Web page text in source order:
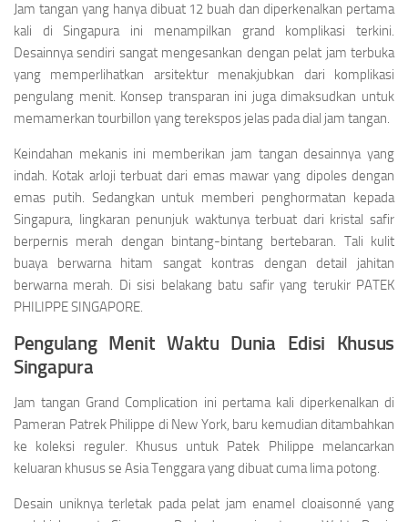
Jam tangan yang hanya dibuat 12 buah dan diperkenalkan pertama
kali di Singapura ini menampilkan grand komplikasi terkini.
Desainnya sendiri sangat mengesankan dengan pelat jam terbuka
yang memperlihatkan arsitektur menakjubkan dari komplikasi
pengulang menit. Konsep transparan ini juga dimaksudkan untuk
memamerkan tourbillon yang terekspos jelas pada dial jam tangan.
Keindahan mekanis ini memberikan jam tangan desainnya yang
indah. Kotak arloji terbuat dari emas mawar yang dipoles dengan
emas putih. Sedangkan untuk memberi penghormatan kepada
Singapura, lingkaran penunjuk waktunya terbuat dari kristal safir
berpernis merah dengan bintang-bintang bertebaran. Tali kulit
buaya berwarna hitam sangat kontras dengan detail jahitan
berwarna merah. Di sisi belakang batu safir yang terukir PATEK
PHILIPPE SINGAPORE.
Pengulang Menit Waktu Dunia Edisi Khusus
Singapura
Jam tangan Grand Complication ini pertama kali diperkenalkan di
Pameran Patrek Philippe di New York, baru kemudian ditambahkan
ke koleksi reguler. Khusus untuk Patek Philippe melancarkan
keluaran khusus se Asia Tenggara yang dibuat cuma lima potong.
Desain uniknya terletak pada pelat jam enamel cloaisonné yang